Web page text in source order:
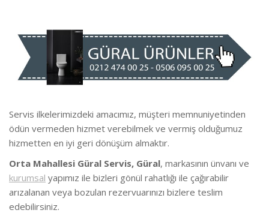
Servis ilkelerimizdeki amacımız, müşteri memnuniyetinden
ödün vermeden hizmet verebilmek ve vermiş olduğumuz
hizmetten en iyi geri dönüşüm almaktır.
Orta Mahallesi Güral Servis, Güral, markasının ünvanı ve
kurumsal yapımız ile bizleri gönül rahatlığı ile çağırabilir
arızalanan veya bozulan rezervuarınızı bizlere teslim
edebilirsiniz.